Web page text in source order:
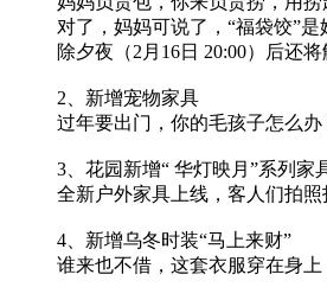
对了，妈妈可说了，“福袋饺”
除夕夜（2月16日 20:00）后还将
2、新增宠物家具
过年要出门，你的毛孩子怎么
3、花园新增“ 华灯映月”系列家
全新户外家具上线，客人们拍
4、新增乌冬时装“马上来财”
谁来也不借，这套衣服穿在身上